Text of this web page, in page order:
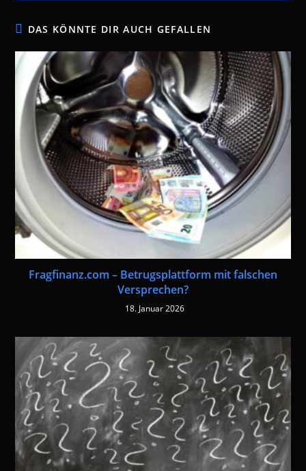
DAS KÖNNTE DIR AUCH GEFALLEN
Fragfinanz.com – Betrugsplattform mit falschen
Versprechen?
18. Januar 2026